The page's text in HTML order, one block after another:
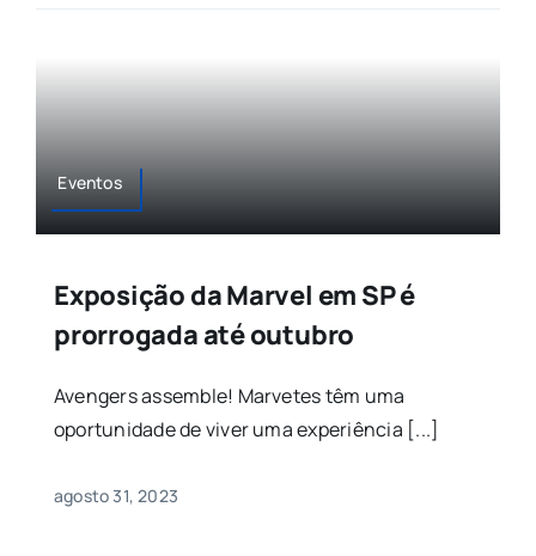
Eventos
Exposição da Marvel em SP é
prorrogada até outubro
Avengers assemble! Marvetes têm uma
oportunidade de viver uma experiência [...]
agosto 31, 2023